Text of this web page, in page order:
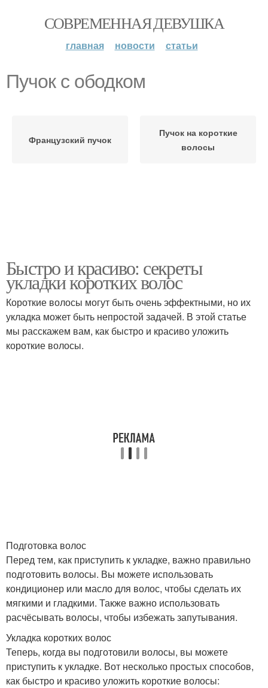
СОВРЕМЕННАЯ ДЕВУШКА
главная новости статьи
Пучок с ободком
Французский пучок
Пучок на короткие
волосы
Быстро и красиво: секреты
укладки коротких волос
Короткие волосы могут быть очень эффектными, но их
укладка может быть непростой задачей. В этой статье
мы расскажем вам, как быстро и красиво уложить
короткие волосы.
Подготовка волос
Перед тем, как приступить к укладке, важно правильно
подготовить волосы. Вы можете использовать
кондиционер или масло для волос, чтобы сделать их
мягкими и гладкими. Также важно использовать
расчёсывать волосы, чтобы избежать запутывания.
Укладка коротких волос
Теперь, когда вы подготовили волосы, вы можете
приступить к укладке. Вот несколько простых способов,
как быстро и красиво уложить короткие волосы: